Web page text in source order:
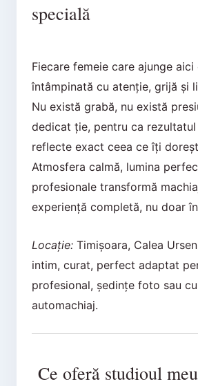
specială
Fiecare femeie care ajunge aici
întâmpinată cu atenție, grijă și
Nu există grabă, nu există
dedicat ție, pentru ca rezultatul
reflecte exact ceea ce îți
Atmosfera calmă, lumina
profesionale transformă
experiență completă, nu doar
Locație:Timișoara, Calea
intim, curat, perfect adaptat
profesional, ședințe foto sau
automachiaj.
Ce oferă studioul meu